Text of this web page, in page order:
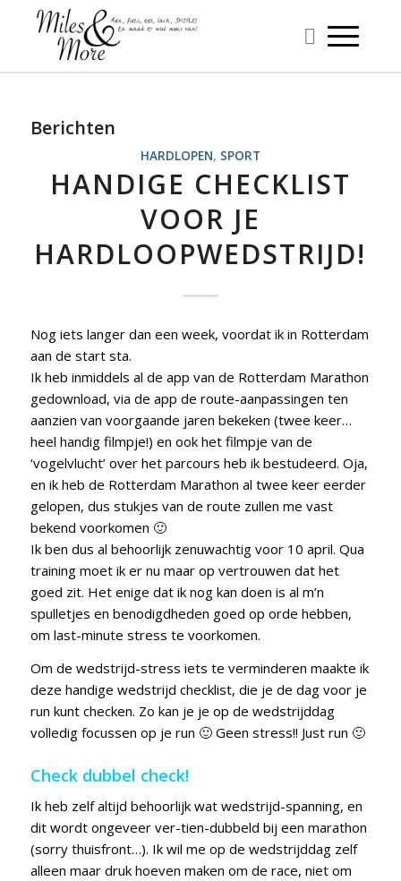
Berichten
HARDLOPEN, SPORT
HANDIGE CHECKLIST
VOOR JE
HARDLOOPWEDSTRIJD!
Nog iets langer dan een week, voordat ik in Rotterdam
aan de start sta.
Ik heb inmiddels al de app van de Rotterdam Marathon
gedownload, via de app de route-aanpassingen ten
aanzien van voorgaande jaren bekeken (twee keer…
heel handig filmpje!) en ook het filmpje van de
‘vogelvlucht’ over het parcours heb ik bestudeerd. Oja,
en ik heb de Rotterdam Marathon al twee keer eerder
gelopen, dus stukjes van de route zullen me vast
bekend voorkomen 🙂
Ik ben dus al behoorlijk zenuwachtig voor 10 april. Qua
training moet ik er nu maar op vertrouwen dat het
goed zit. Het enige dat ik nog kan doen is al m’n
spulletjes en benodigdheden goed op orde hebben,
om last-minute stress te voorkomen.
Om de wedstrijd-stress iets te verminderen maakte ik
deze handige wedstrijd checklist, die je de dag voor je
run kunt checken. Zo kan je je op de wedstrijddag
volledig focussen op je run 🙂 Geen stress!! Just run 🙂
Check dubbel check!
Ik heb zelf altijd behoorlijk wat wedstrijd-spanning, en
dit wordt ongeveer ver-tien-dubbeld bij een marathon
(sorry thuisfront…). Ik wil me op de wedstrijddag zelf
alleen maar druk hoeven maken om de race, niet om